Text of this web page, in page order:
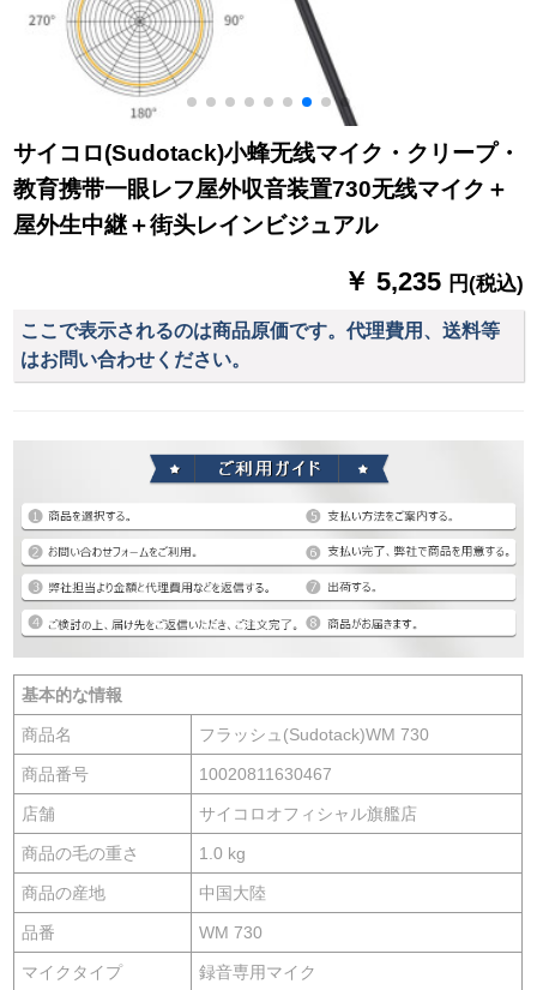
サイコロ(Sudotack)小蜂无线マイク・クリープ・
教育携带一眼レフ屋外収音装置730无线マイク＋
屋外生中継＋街头レインビジュアル
￥ 5,235 円(税込)
ここで表示されるのは商品原価です。代理費用、送料等
はお問い合わせください。
基本的な情報
商品名 フラッシュ(Sudotack)WM 730
商品番号 10020811630467
店舗 サイコロオフィシャル旗艦店
商品の毛の重さ 1.0 kg
商品の産地 中国大陸
品番 WM 730
マイクタイプ 録音専用マイク